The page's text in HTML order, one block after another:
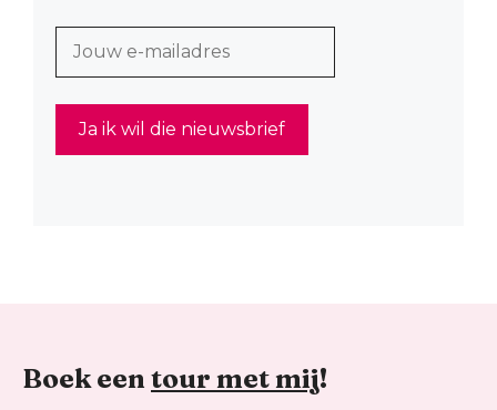
Boek een tour met mij!